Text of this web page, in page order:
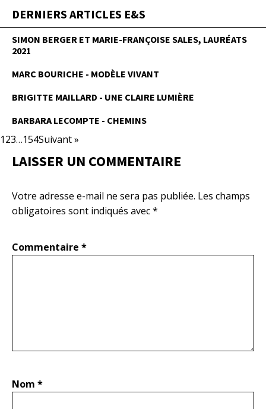
DERNIERS ARTICLES E&S
SIMON BERGER ET MARIE-FRANÇOISE SALES, LAURÉATS
2021
MARC BOURICHE - MODÈLE VIVANT
BRIGITTE MAILLARD - UNE CLAIRE LUMIÈRE
BARBARA LECOMPTE - CHEMINS
123…154Suivant »
LAISSER UN COMMENTAIRE
Votre adresse e-mail ne sera pas publiée. Les champs
obligatoires sont indiqués avec*
Commentaire *
Nom *